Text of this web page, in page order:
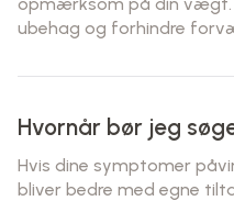
ubehag og forhindre
Hvornår bør jeg
Hvis dine symptomer
bliver bedre med egne